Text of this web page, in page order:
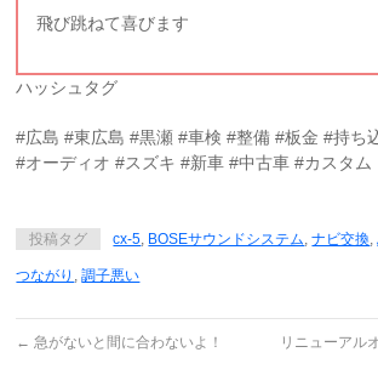
飛び跳ねて喜びます
ハッシュタグ
#広島 #東広島 #黒瀬 #車検 #整備 #板金 #持ち
#オーディオ #スズキ #新車 #中古車 #カスタム
投稿タグ cx-5, BOSEサウンドシステム,ナビ交換,
つながり ,調子悪い
← 急がないと間に合わないよ！
リニューアル